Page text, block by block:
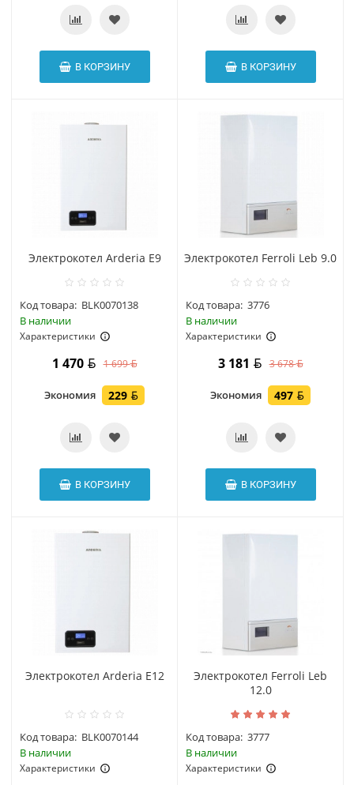
В КОРЗИНУ В КОРЗИНУ
Электрокотел Arderia E9
Код товара: BLK0070138
В наличии
Характеристики
1 470 1 699
Экономия 229
В КОРЗИНУ
Электрокотел Ferroli Leb 9.0
Код товара: 3776
В наличии
Характеристики
3 181 3 678
Экономия 497
В КОРЗИНУ
Электрокотел Arderia E12
Код товара: BLK0070144
В наличии
Характеристики
Электрокотел Ferroli Leb
12.0
Код товара: 3777
В наличии
Характеристики